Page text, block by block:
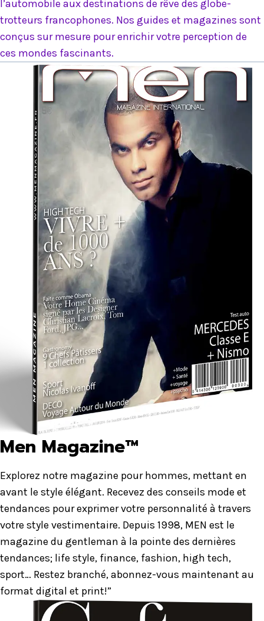
l’automobile aux destinations de rêve des globe-
trotteurs francophones. Nos guides et magazines sont
conçus sur mesure pour enrichir votre perception de
ces mondes fascinants.
Men Magazine™
Explorez notre magazine pour hommes, mettant en
avant le style élégant. Recevez des conseils mode et
tendances pour exprimer votre personnalité à travers
votre style vestimentaire. Depuis 1998, MEN est le
magazine du gentleman à la pointe des dernières
tendances; life style, finance, fashion, high tech,
sport… Restez branché, abonnez-vous maintenant au
format digital et print!”